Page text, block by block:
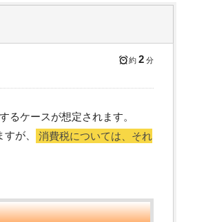
約 2 分
るケースが想定されます。
が、
消費税については、それ